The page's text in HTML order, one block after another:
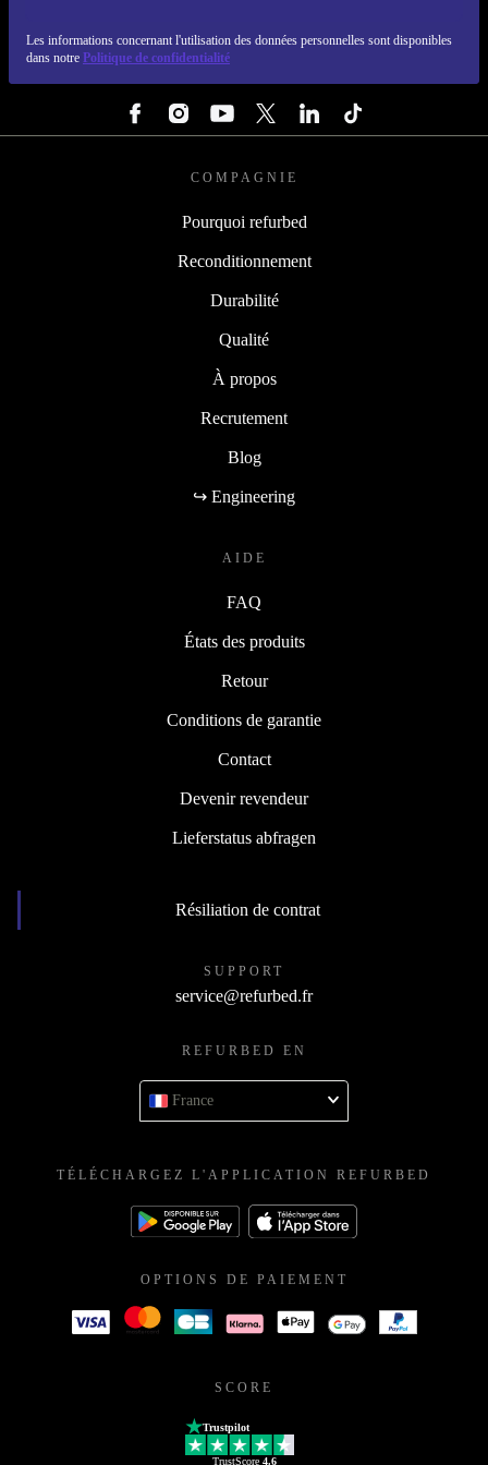
Les informations concernant l'utilisation des données personnelles sont disponibles
dans notre Politique de confidentialité
COMPAGNIE
Pourquoi refurbed
Reconditionnement
Durabilité
Qualité
À propos
Recrutement
Blog
↪ Engineering
AIDE
FAQ
États des produits
Retour
Conditions de garantie
Contact
Devenir revendeur
Lieferstatus abfragen
Résiliation de contrat
SUPPORT
service@refurbed.fr
REFURBED EN
France
TÉLÉCHARGEZ L'APPLICATION REFURBED
OPTIONS DE PAIEMENT
SCORE
Trustpilot
TrustScore 4.6